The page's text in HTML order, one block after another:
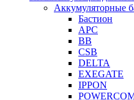
Аккумуляторные
Бастион
APC
BB
CSB
DELTA
EXEGATE
IPPON